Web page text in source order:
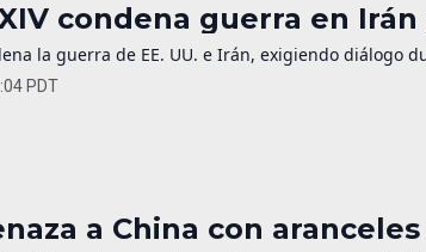
condena guerra en
la guerra de EE. UU. e Irán, exigiendo diálogo
PDT
a China con